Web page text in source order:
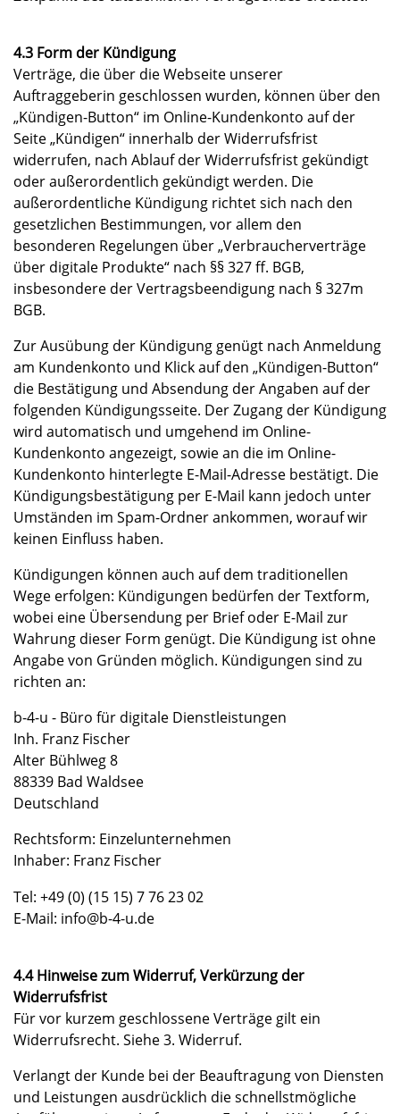
4.3 Form der Kündigung
Verträge, die über die Webseite unserer
Auftraggeberin geschlossen wurden, können über den
„Kündigen-Button“ im Online-Kundenkonto auf der
Seite „Kündigen“ innerhalb der Widerrufsfrist
widerrufen, nach Ablauf der Widerrufsfrist gekündigt
oder außerordentlich gekündigt werden. Die
außerordentliche Kündigung richtet sich nach den
gesetzlichen Bestimmungen, vor allem den
besonderen Regelungen über „Verbraucherverträge
über digitale Produkte“ nach §§ 327 ff. BGB,
insbesondere der Vertragsbeendigung nach § 327m
BGB.
Zur Ausübung der Kündigung genügt nach Anmeldung
am Kundenkonto und Klick auf den „Kündigen-Button“
die Bestätigung und Absendung der Angaben auf der
folgenden Kündigungsseite. Der Zugang der Kündigung
wird automatisch und umgehend im Online-
Kundenkonto angezeigt, sowie an die im Online-
Kundenkonto hinterlegte E-Mail-Adresse bestätigt. Die
Kündigungsbestätigung per E-Mail kann jedoch unter
Umständen im Spam-Ordner ankommen, worauf wir
keinen Einfluss haben.
Kündigungen können auch auf dem traditionellen
Wege erfolgen: Kündigungen bedürfen der Textform,
wobei eine Übersendung per Brief oder E-Mail zur
Wahrung dieser Form genügt. Die Kündigung ist ohne
Angabe von Gründen möglich. Kündigungen sind zu
richten an:
b-4-u - Büro für digitale Dienstleistungen
Inh. Franz Fischer
Alter Bühlweg 8
88339 Bad Waldsee
Deutschland
Rechtsform: Einzelunternehmen
Inhaber: Franz Fischer
Tel: +49 (0) (15 15) 7 76 23 02
E-Mail: info@b-4-u.de
4.4 Hinweise zum Widerruf, Verkürzung der
Widerrufsfrist
Für vor kurzem geschlossene Verträge gilt ein
Widerrufsrecht. Siehe 3. Widerruf.
Verlangt der Kunde bei der Beauftragung von Diensten
und Leistungen ausdrücklich die schnellstmögliche